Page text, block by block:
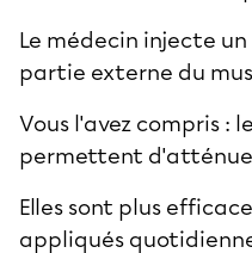
Le médecin injecte
partie externe du
Vous l'avez compris :
permettent
Elles sont plus
appliqués